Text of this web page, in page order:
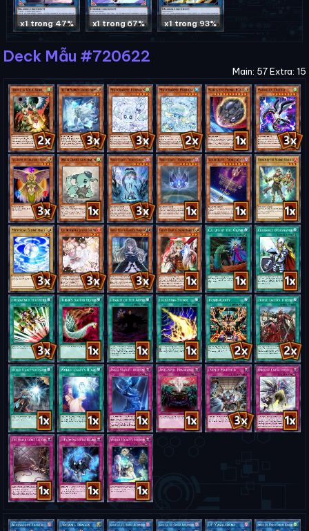
x1 trong 47% x1 trong 67% x1 trong 93%
Deck Mẫu #720622
Main: 57 Extra: 15